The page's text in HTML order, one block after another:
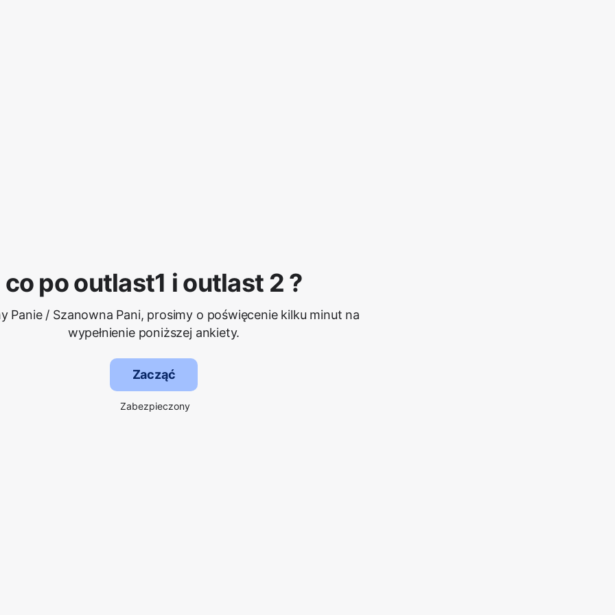
co po outlast1 i outlast 2 ?
Panie / Szanowna Pani, prosimy o poświęcenie kilku minut na
wypełnienie poniższej ankiety.
Zacząć
Zabezpieczony